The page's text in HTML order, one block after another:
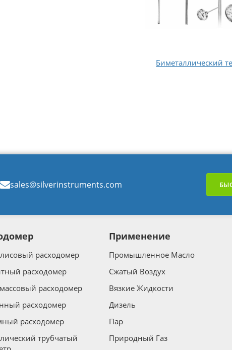
Биметаллический
sales@silverinstruments.com
расходомер
расходомер
расходомер
расходомер
расходомер
трубчатый
Применение
Промышленное Масло
Сжатый Воздух
Вязкие Жидкости
Дизель
Пар
Природный Газ